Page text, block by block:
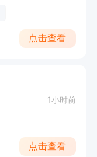
点击查看
1小时前
点击查看